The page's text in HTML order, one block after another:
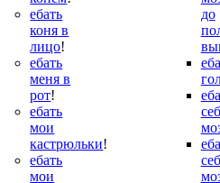
ебать
коня в
лицо!
ебать
меня в
рот!
ебать
мои
кастрюльки!
ебать
мои
до